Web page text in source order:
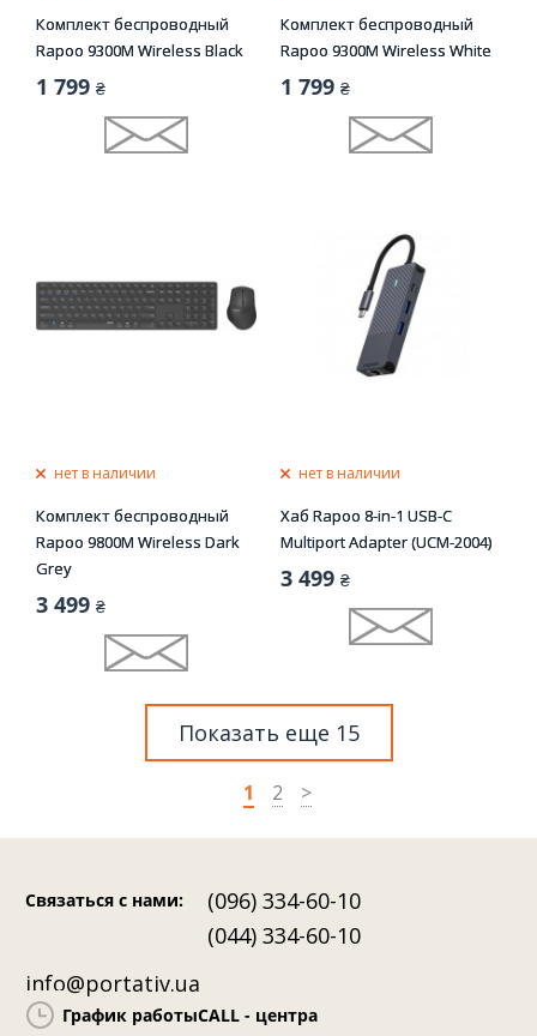
Комплект беспроводный
Rapoo 9300M Wireless Black
1 799 ₴
Комплект беспроводный
Rapoo 9300M Wireless White
1 799 ₴
нет в наличии
Комплект беспроводный
Rapoo 9800M Wireless Dark
Grey
3 499 ₴
нет в наличии
Хаб Rapoo 8-in-1 USB-C
Multiport Adapter (UCM-2004)
3 499 ₴
Показать еще 15
1 2 >
Связаться с нами:
(096) 334-60-10
(044) 334-60-10
info@portativ.ua
График работыCALL - центра